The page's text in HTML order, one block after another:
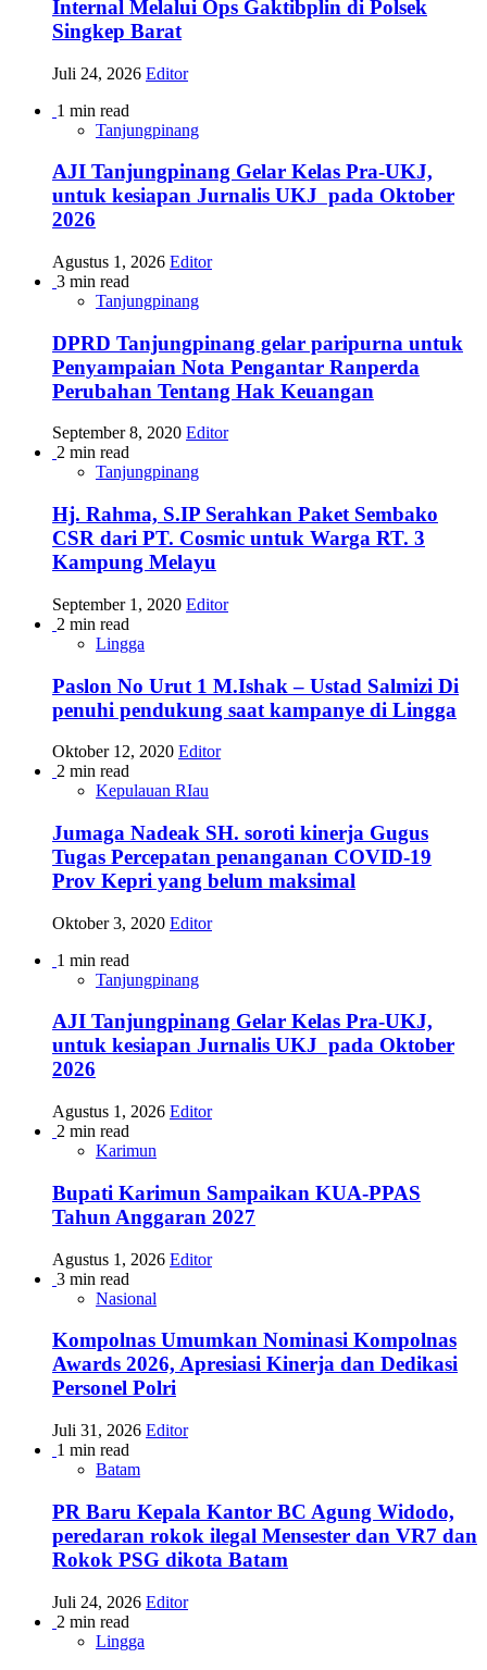
Internal Melalui Ops Gaktibplin di Polsek
Singkep Barat
Juli 24, 2026 Editor
1 min read
Tanjungpinang
AJI Tanjungpinang Gelar Kelas Pra-UKJ,
untuk kesiapan Jurnalis UKJ pada Oktober
2026
Agustus 1, 2026 Editor
3 min read
Tanjungpinang
DPRD Tanjungpinang gelar paripurna untuk
Penyampaian Nota Pengantar Ranperda
Perubahan Tentang Hak Keuangan
September 8, 2020 Editor
2 min read
Tanjungpinang
Hj. Rahma, S.IP Serahkan Paket Sembako
CSR dari PT. Cosmic untuk Warga RT. 3
Kampung Melayu
September 1, 2020 Editor
2 min read
Lingga
Paslon No Urut 1 M.Ishak – Ustad Salmizi Di
penuhi pendukung saat kampanye di Lingga
Oktober 12, 2020 Editor
2 min read
Kepulauan RIau
Jumaga Nadeak SH. soroti kinerja Gugus
Tugas Percepatan penanganan COVID-19
Prov Kepri yang belum maksimal
Oktober 3, 2020 Editor
1 min read
Tanjungpinang
AJI Tanjungpinang Gelar Kelas Pra-UKJ,
untuk kesiapan Jurnalis UKJ pada Oktober
2026
Agustus 1, 2026 Editor
2 min read
Karimun
Bupati Karimun Sampaikan KUA-PPAS
Tahun Anggaran 2027
Agustus 1, 2026 Editor
3 min read
Nasional
Kompolnas Umumkan Nominasi Kompolnas
Awards 2026, Apresiasi Kinerja dan Dedikasi
Personel Polri
Juli 31, 2026 Editor
1 min read
Batam
PR Baru Kepala Kantor BC Agung Widodo,
peredaran rokok ilegal Mensester dan VR7 dan
Rokok PSG dikota Batam
Juli 24, 2026 Editor
2 min read
Lingga